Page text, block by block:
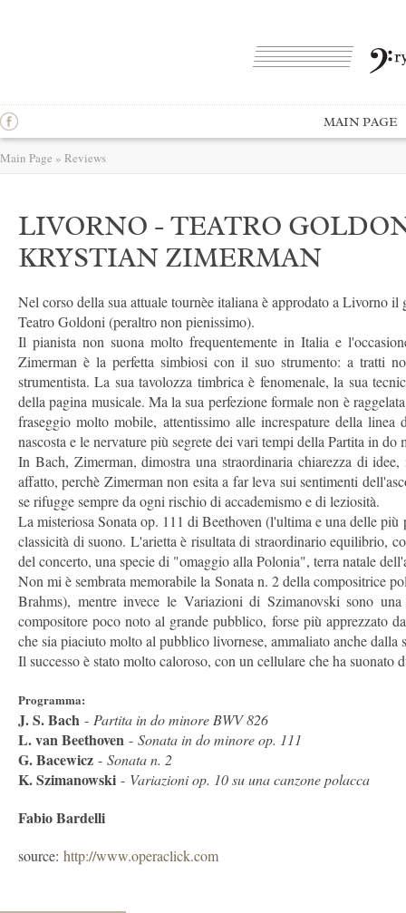
MAIN PAGE
Main Page » Reviews
LIVORNO - TEATRO
KRYSTIAN ZIMERMAN
Nel corso della sua attuale tournèe italiana è approdato a Livorno
Teatro Goldoni (peraltro non pienissimo).
Il pianista non suona molto frequentemente in Italia e
Zimerman è la perfetta simbiosi con il suo strumento: a tratti
strumentista. La sua tavolozza timbrica è fenomenale, la sua
della pagina musicale. Ma la sua perfezione formale non è
fraseggio molto mobile, attentissimo alle increspature della
nascosta e le nervature più segrete dei vari tempi della Partita in do
In Bach, Zimerman, dimostra una straordinaria chiarezza di
affatto, perchè Zimerman non esita a far leva sui sentimenti
se rifugge sempre da ogni rischio di accademismo e di leziosità.
La misteriosa Sonata op. 111 di Beethoven (l'ultima e una delle
classicità di suono. L'arietta è risultata di straordinario equilibrio,
del concerto, una specie di "omaggio alla Polonia", terra natale
Non mi è sembrata memorabile la Sonata n. 2 della compositrice
Brahms), mentre invece le Variazioni di Szimanovski sono
compositore poco noto al grande pubblico, forse più apprezzato
che sia piaciuto molto al pubblico livornese, ammaliato anche
Il successo è stato molto caloroso, con un cellulare che ha
Programma:
J. S. Bach - Partita in do minore BWV 826
L. van Beethoven - Sonata in do minore op. 111
G. Bacewicz - Sonata n. 2
K. Szimanowski - Variazioni op. 10 su una canzone polacca
Fabio Bardelli
source: http://www.operaclick.com